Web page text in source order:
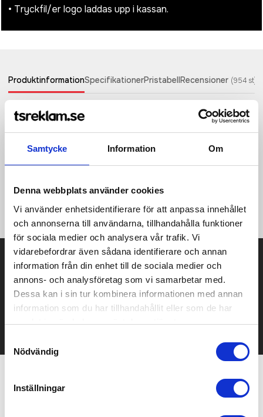
Samtycke Information Om
Denna webbplats använder cookies
Vi använder enhetsidentifierare för att anpassa innehållet
och annonserna till användarna, tillhandahålla funktioner
för sociala medier och analysera vår trafik. Vi
vidarebefordrar även sådana identifierare och annan
information från din enhet till de sociala medier och
annons- och analysföretag som vi samarbetar med.
Dessa kan i sin tur kombinera informationen med annan
information som du har tillhandahållit eller som de har
samlat in när du har använt deras tjänster.
Nödvändig
Inställningar
• Tryckfil/er logo laddas upp i kassan.
ProduktinformationSpecifikationerPristabellRecensioner (954 st)
Den snygga muggen Nordia är tillverkad av rostfritt stål på
utsidan och har en insida av hållbar återvunnen PP. Det inre
locket, skjutreglaget och handtaget är också tillverkade av
återvunnen PP från certifierade och ansvarsfulla källor. Locket
testad för ftalatinnehåll enligt REACH-förordningarna.
Volymkapacitet 400 ml. Handdisk rekommenderas.
Prisuppgift på mailen?
Kontakta oss här för att få förslag på produkt och pris över
mailen.
Det går också utmärkt att bara ställa frågor!
KONTAKTA OSS
Relaterade produkter